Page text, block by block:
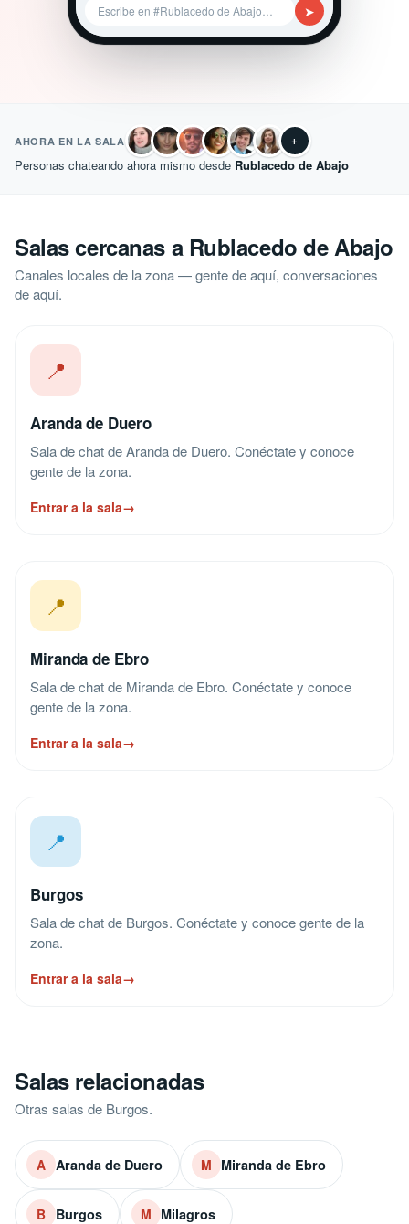
Escribe en #Rublacedo de Abajo… ➤
AHORA EN LA SALA +
Personas chateando ahora mismo desde Rublacedo de Abajo
Salas cercanas a Rublacedo de Abajo
Canales locales de la zona — gente de aquí, conversaciones
de aquí.
📍
Aranda de Duero
Sala de chat de Aranda de Duero. Conéctate y conoce
gente de la zona.
Entrar a la sala→
📍
Miranda de Ebro
Sala de chat de Miranda de Ebro. Conéctate y conoce
gente de la zona.
Entrar a la sala→
📍
Burgos
Sala de chat de Burgos. Conéctate y conoce gente de la
zona.
Entrar a la sala→
Salas relacionadas
Otras salas de Burgos.
A Aranda de Duero M Miranda de Ebro
B Burgos M Milagros